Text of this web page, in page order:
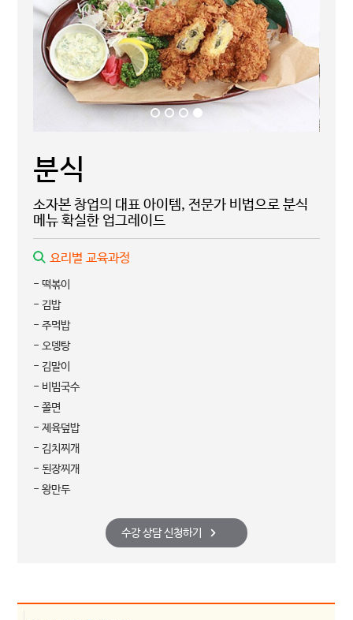
분식
소자본 창업의 대표 아이템, 전문가 비법으로 분식
메뉴 확실한 업그레이드
요리별 교육과정
- 떡볶이
- 김밥
- 주먹밥
- 오뎅탕
- 김말이
- 비빔국수
- 쫄면
- 제육덮밥
- 김치찌개
- 된장찌개
- 왕만두
수강 상담 신청하기